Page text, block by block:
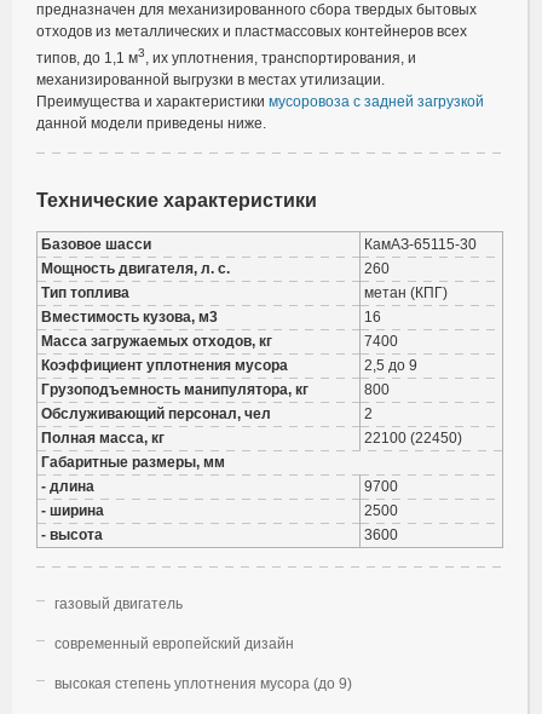
предназначен для механизированного сбора твердых бытовых
отходов из металлических и пластмассовых контейнеров всех
типов, до 1,1 м3, их уплотнения, транспортирования, и
механизированной выгрузки в местах утилизации.
Преимущества и характеристики мусоровоза с задней загрузкой
данной модели приведены ниже.
Технические характеристики
Базовое шасси
КамАЗ-65115-30
Мощность двигателя, л. с.
260
Тип топлива
метан (КПГ)
Вместимость кузова, м3
16
Масса загружаемых отходов, кг
7400
Коэффициент уплотнения мусора
2,5 до 9
Грузоподъемность манипулятора, кг
800
Обслуживающий персонал, чел
2
Полная масса, кг
22100 (22450)
Габаритные размеры, мм
- длина
9700
- ширина
2500
- высота
3600
газовый двигатель
современный европейский дизайн
высокая степень уплотнения мусора (до 9)